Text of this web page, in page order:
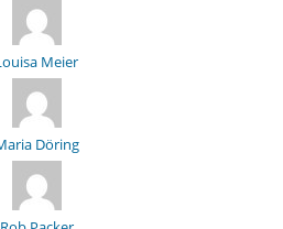
Meier
Döring